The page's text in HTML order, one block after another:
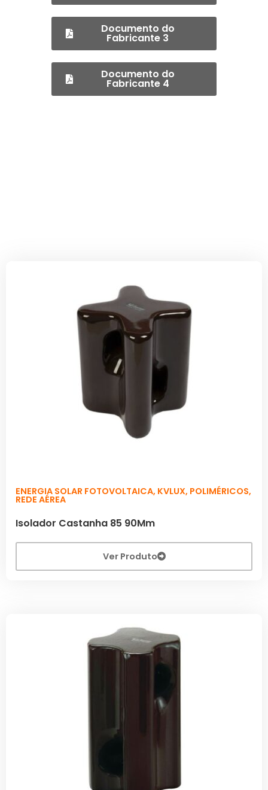
Documento do
Fabricante 3
Documento do
Fabricante 4
ENERGIA SOLAR FOTOVOLTAICA, KVLUX, POLIMÉRICOS,
REDE AÉREA
Isolador Castanha 85 90Mm
Ver Produto